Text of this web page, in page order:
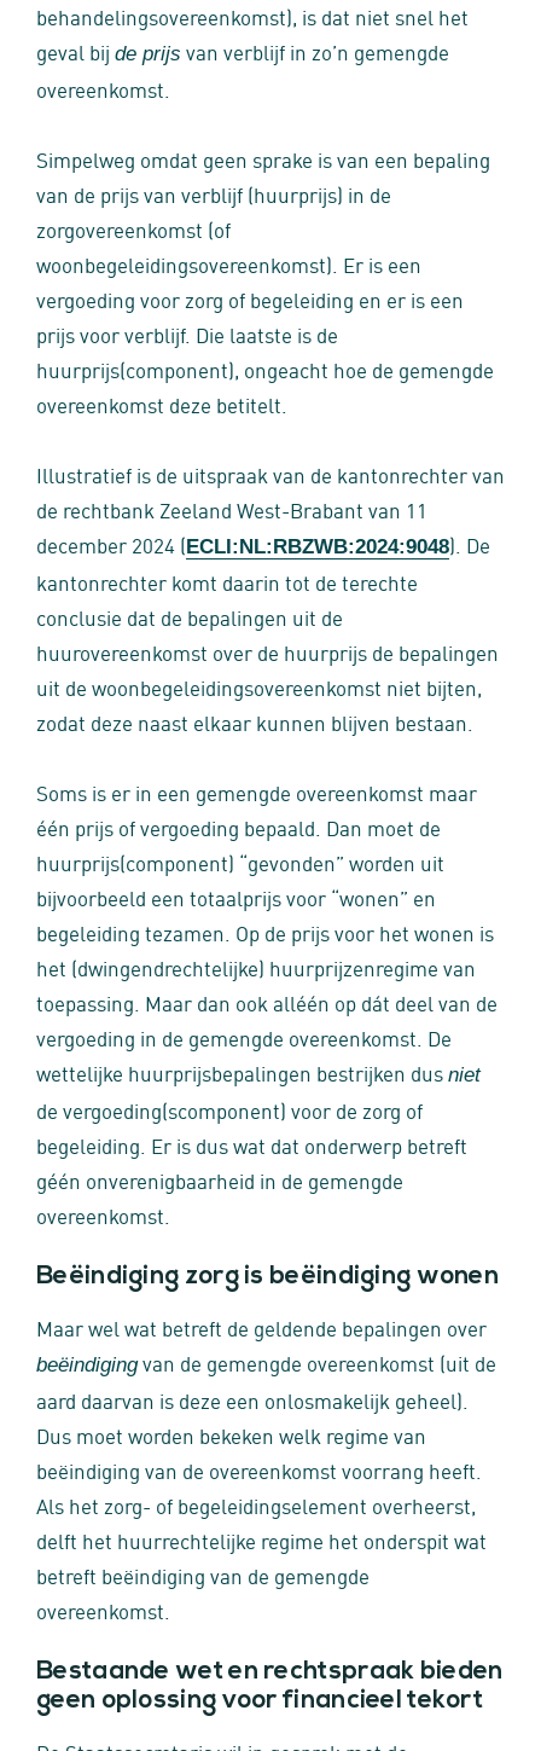
behandelingsovereenkomst), is dat niet snel het
geval bij de prijs van verblijf in zo’n gemengde
overeenkomst.
Simpelweg omdat geen sprake is van een bepaling
van de prijs van verblijf (huurprijs) in de
zorgovereenkomst (of
woonbegeleidingsovereenkomst). Er is een
vergoeding voor zorg of begeleiding en er is een
prijs voor verblijf. Die laatste is de
huurprijs(component), ongeacht hoe de gemengde
overeenkomst deze betitelt.
Illustratief is de uitspraak van de kantonrechter van
de rechtbank Zeeland West-Brabant van 11
december 2024 (ECLI:NL:RBZWB:2024:9048). De
kantonrechter komt daarin tot de terechte
conclusie dat de bepalingen uit de
huurovereenkomst over de huurprijs de bepalingen
uit de woonbegeleidingsovereenkomst niet bijten,
zodat deze naast elkaar kunnen blijven bestaan.
Soms is er in een gemengde overeenkomst maar
één prijs of vergoeding bepaald. Dan moet de
huurprijs(component) “gevonden” worden uit
bijvoorbeeld een totaalprijs voor “wonen” en
begeleiding tezamen. Op de prijs voor het wonen is
het (dwingendrechtelijke) huurprijzenregime van
toepassing. Maar dan ook alléén op dát deel van de
vergoeding in de gemengde overeenkomst. De
wettelijke huurprijsbepalingen bestrijken dus niet
de vergoeding(scomponent) voor de zorg of
begeleiding. Er is dus wat dat onderwerp betreft
géén onverenigbaarheid in de gemengde
overeenkomst.
Beëindiging zorg is beëindiging wonen
Maar wel wat betreft de geldende bepalingen over
beëindigingvan de gemengde overeenkomst (uit de
aard daarvan is deze een onlosmakelijk geheel).
Dus moet worden bekeken welk regime van
beëindiging van de overeenkomst voorrang heeft.
Als het zorg- of begeleidingselement overheerst,
delft het huurrechtelijke regime het onderspit wat
betreft beëindiging van de gemengde
overeenkomst.
Bestaande wet en rechtspraak bieden
geen oplossing voor financieel tekort